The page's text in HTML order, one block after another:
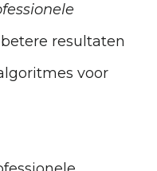
resultaten
voor